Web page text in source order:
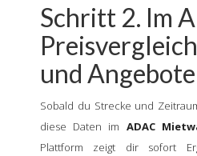
Schritt 2. Im
und
Sobald du Strecke und
diese Daten im ADAC
Plattform zeigt dir sofort